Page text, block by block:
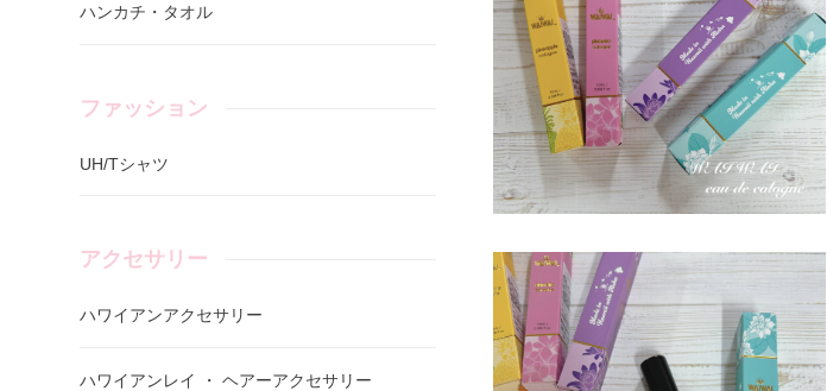
ハンカチ・タオル
ファッション
UH/Tシャツ
アクセサリー
ハワイアンアクセサリー
ハワイアンレイ ・ ヘアーアクセサリー